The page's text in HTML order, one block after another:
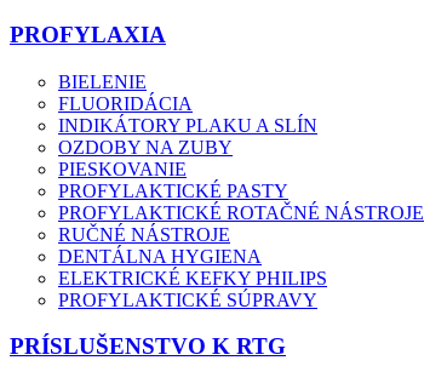
PROFYLAXIA
BIELENIE
FLUORIDÁCIA
INDIKÁTORY PLAKU A SLÍN
OZDOBY NA ZUBY
PIESKOVANIE
PROFYLAKTICKÉ PASTY
PROFYLAKTICKÉ ROTAČNÉ NÁSTROJE
RUČNÉ NÁSTROJE
DENTÁLNA HYGIENA
ELEKTRICKÉ KEFKY PHILIPS
PROFYLAKTICKÉ SÚPRAVY
PRÍSLUŠENSTVO K RTG